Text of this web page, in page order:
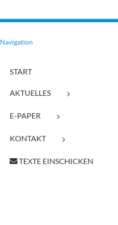
Navigation
START
AKTUELLES
E-PAPER
KONTAKT
TEXTE EINSCHICKEN